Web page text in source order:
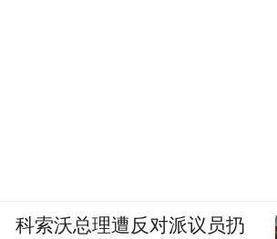
科索沃总理遭反对派议员扔